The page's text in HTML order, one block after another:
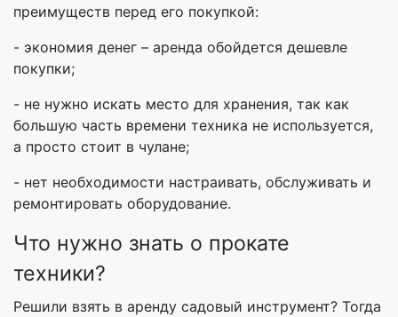
преимуществ перед его покупкой:
- экономия денег – аренда обойдется дешевле
покупки;
- не нужно искать место для хранения, так как
большую часть времени техника не используется,
а просто стоит в чулане;
- нет необходимости настраивать, обслуживать и
ремонтировать оборудование.
Что нужно знать о прокате
техники?
Решили взять в аренду садовый инструмент? Тогда